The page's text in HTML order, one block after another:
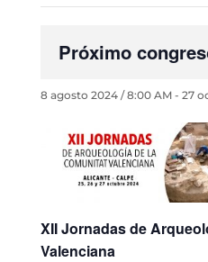
Próximo
8 agosto 2024 / 8:00 AM- 27
XII Jornadas de
Valenciana